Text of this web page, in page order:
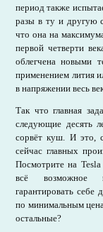
период также
разы в ту и другую
что она на
первой четверти
облегчена новыми
применением лития
в напряжении весь
Так что главная
следующие десять
сорвёт куш. И это,
сейчас главных
Посмотрите на
всё возможное
гарантировать себе
по минимальным
остальные?